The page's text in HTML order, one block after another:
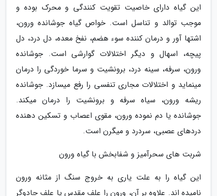
این گیاه دارای خاصیت تقویت کنندگی و محرک بوده و
موجب توالد و تناسل است. خواص گیاه جوشانده ورون،
اشتها آور و درمان کننده سوء هضم، نفخ معده، دل درد، دل
پیچه، اسهال و دیگر اختلالات گوارشی است. جوشانده
ورون، سرفه، سینه درد، برونشیت و سرما خوردگی را درمان
مینماید و اختلالات مجاری تنفسی را رفع میسازد. جوشانده
ریشه ورون، سیاه سرفه و برونشیت را درمان میکند.
جوشانده یا دم نموده ورون، مقوی اعصاب و تسکین دهنده
دردهای عصبی، سردرد و میگرن است.
شربت های سحرآمیز و شفابخش با گیاه ورون
این گیاه را به علت یاری به خروج سنگ از مثانه ورون
نامیده اند. علاوه بر آن، ورون را علف مقدس یا علف جادوگر